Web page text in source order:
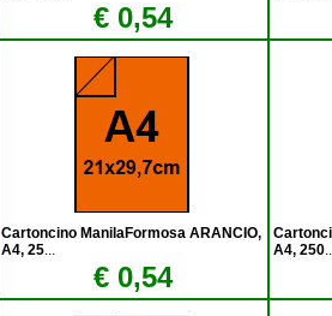
€ 0,54
Cartoncino ManilaFormosa ARANCIO,
A4, 25...
€ 0,54
A4, 250